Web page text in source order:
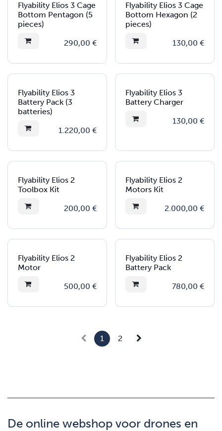
Flyability Elios 3 Cage
Bottom Pentagon (5
pieces)
290,00 €
Flyability Elios 3 Cage
Bottom Hexagon (2
pieces)
130,00 €
Flyability Elios 3
Battery Pack (3
batteries)
1.220,00 €
Flyability Elios 3
Battery Charger
130,00 €
Flyability Elios 2
Toolbox Kit
200,00 €
Flyability Elios 2
Motors Kit
2.000,00 €
Flyability Elios 2
Motor
500,00 €
Flyability Elios 2
Battery Pack
780,00 €
1 2
De online webshop voor drones en